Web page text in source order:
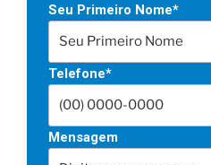
Seu Primeiro Nome*
Telefone*
Mensagem